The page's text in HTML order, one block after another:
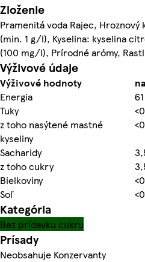
Zloženie
Pramenitá voda Rajec,
(min. 1 g/l), Kyselina: kyselina
(100 mg/l), Prírodné arómy,
Výživové údaje
Výživové hodnoty
Energia
Tuky
z toho nasýtené mastné
kyseliny
Sacharidy
z toho cukry
Bielkoviny
Soľ
Kategória
Bez prídavku cukru
Prísady
Neobsahuje Konzervanty